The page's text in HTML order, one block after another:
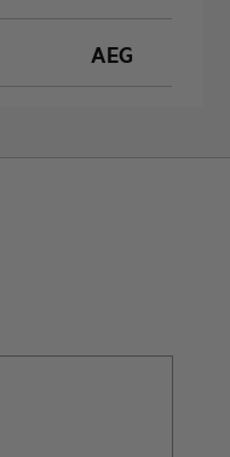
AEG